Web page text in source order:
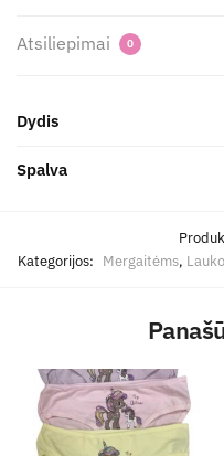
Atsiliepimai 0
Dydis
Spalva
Kategorijos: Mergaitėms,